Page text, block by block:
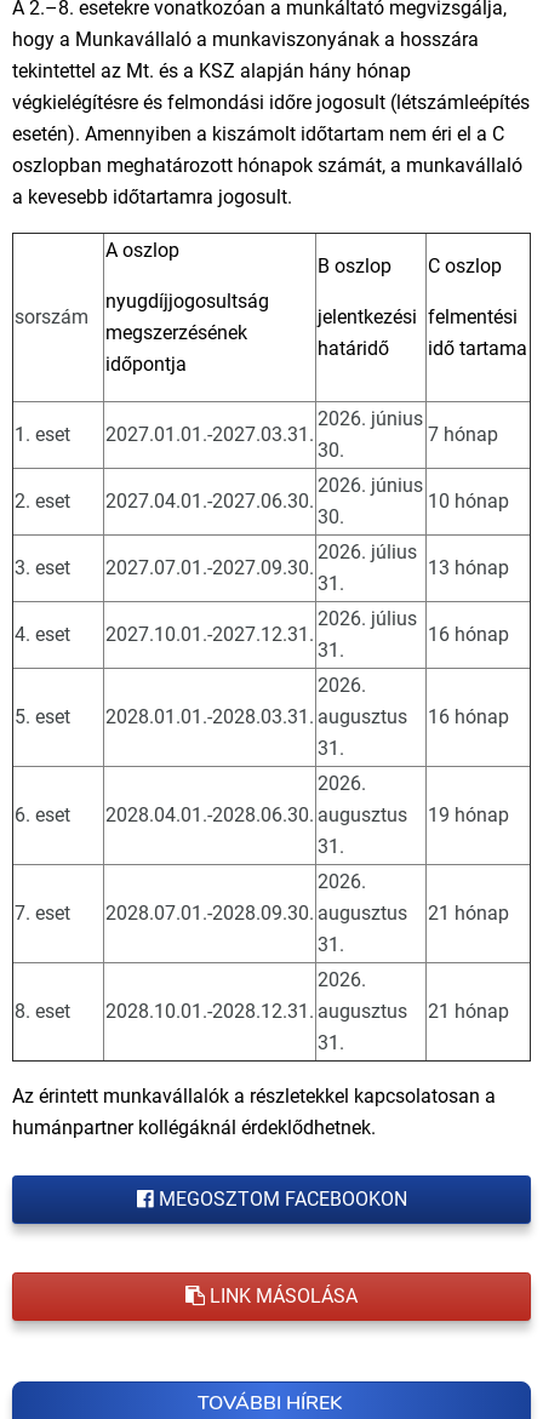
A 2.–8. esetekre vonatkozóan a munkáltató megvizsgálja,
hogy a Munkavállaló a munkaviszonyának a hosszára
tekintettel az Mt. és a KSZ alapján hány hónap
végkielégítésre és felmondási időre jogosult (létszámleépítés
esetén). Amennyiben a kiszámolt időtartam nem éri el a C
oszlopban meghatározott hónapok számát, a munkavállaló
a kevesebb időtartamra jogosult.
sorszám
A oszlop
nyugdíjjogosultság
megszerzésének
időpontja
B oszlop
jelentkezési
határidő
C oszlop
felmentési
idő tartama
1. eset 2027.01.01.-2027.03.31.
2026. június
30.
7 hónap
2. eset 2027.04.01.-2027.06.30.
2026. június
30.
10 hónap
3. eset 2027.07.01.-2027.09.30.
2026. július
31.
13 hónap
4. eset 2027.10.01.-2027.12.31.
2026. július
31.
16 hónap
5. eset 2028.01.01.-2028.03.31.
2026.
augusztus
31.
16 hónap
6. eset 2028.04.01.-2028.06.30.
2026.
augusztus
31.
19 hónap
7. eset 2028.07.01.-2028.09.30.
2026.
augusztus
31.
21 hónap
8. eset 2028.10.01.-2028.12.31.
2026.
augusztus
31.
21 hónap
Az érintett munkavállalók a részletekkel kapcsolatosan a
humánpartner kollégáknál érdeklődhetnek.
MEGOSZTOM FACEBOOKON
LINK MÁSOLÁSA
TOVÁBBI HÍREK